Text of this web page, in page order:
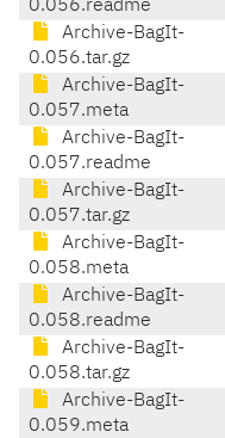
0.056.readme
Archive-BagIt-
0.056.tar.gz
Archive-BagIt-
0.057.meta
Archive-BagIt-
0.057.readme
Archive-BagIt-
0.057.tar.gz
Archive-BagIt-
0.058.meta
Archive-BagIt-
0.058.readme
Archive-BagIt-
0.058.tar.gz
Archive-BagIt-
0.059.meta